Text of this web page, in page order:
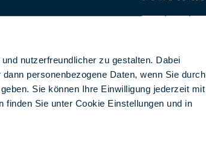
nutzerfreundlicher zu gestalten. Dabei
personenbezogene Daten, wenn Sie durch
Sie können Ihre Einwilligung jederzeit mit
finden Sie unter Cookie Einstellungen und in